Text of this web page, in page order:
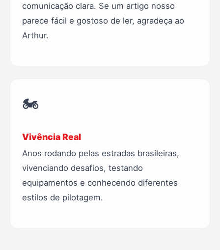
comunicação clara. Se um artigo nosso
parece fácil e gostoso de ler, agradeça ao
Arthur.
🏍️
Vivência Real
Anos rodando pelas estradas brasileiras,
vivenciando desafios, testando
equipamentos e conhecendo diferentes
estilos de pilotagem.